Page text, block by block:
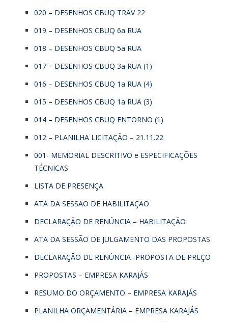
020 – DESENHOS CBUQ TRAV 22
019 – DESENHOS CBUQ 6a RUA
018 – DESENHOS CBUQ 5a RUA
017 – DESENHOS CBUQ 3a RUA (1)
016 – DESENHOS CBUQ 1a RUA (4)
015 – DESENHOS CBUQ 1a RUA (3)
014 – DESENHOS CBUQ ENTORNO (1)
012 – PLANILHA LICITAÇÃO – 21.11.22
001- MEMORIAL DESCRITIVO e ESPECIFICAÇÕES
TÉCNICAS
LISTA DE PRESENÇA
ATA DA SESSÃO DE HABILITAÇÃO
DECLARAÇÃO DE RENÚNCIA – HABILITAÇÃO
ATA DA SESSÃO DE JULGAMENTO DAS PROPOSTAS
DECLARAÇÃO DE RENÚNCIA -PROPOSTA DE PREÇO
PROPOSTAS – EMPRESA KARAJÁS
RESUMO DO ORÇAMENTO – EMPRESA KARAJÁS
PLANILHA ORÇAMENTÁRIA – EMPRESA KARAJÁS